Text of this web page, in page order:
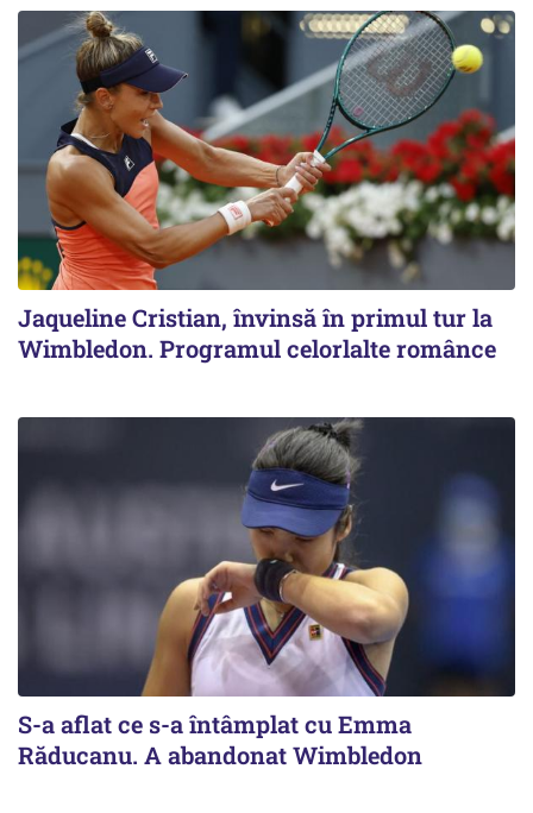
Jaqueline Cristian, învinsă în primul tur la
Wimbledon. Programul celorlalte românce
S-a aflat ce s-a întâmplat cu Emma
Răducanu. A abandonat Wimbledon